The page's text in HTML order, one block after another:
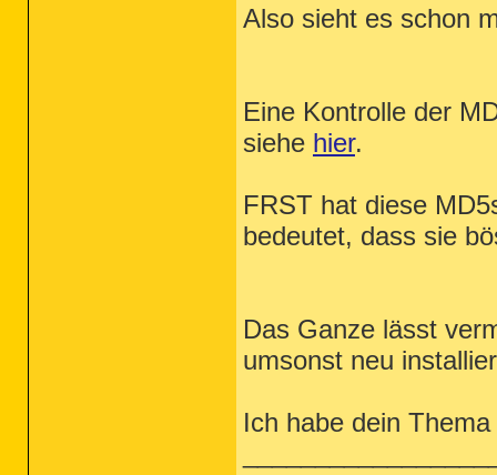
Also sieht es schon
Eine Kontrolle der
siehe hier.
FRST hat diese
bedeutet, dass sie
Das Ganze lässt
umsonst neu
Ich habe dein